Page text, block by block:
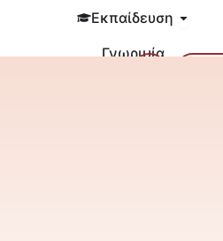
Εκπαίδευση Open
Γνωριμία